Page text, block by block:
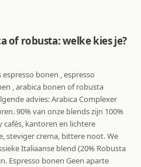
of robusta: welke kies je?
bonen , espresso
, arabica bonen of robusta
advies: Arabica Complexer
90% van onze blends zijn 100%
cafés, kantoren en lichtere
steviger crema, bittere noot. We
Italiaanse blend (20% Robusta
Espresso bonen Geen aparte